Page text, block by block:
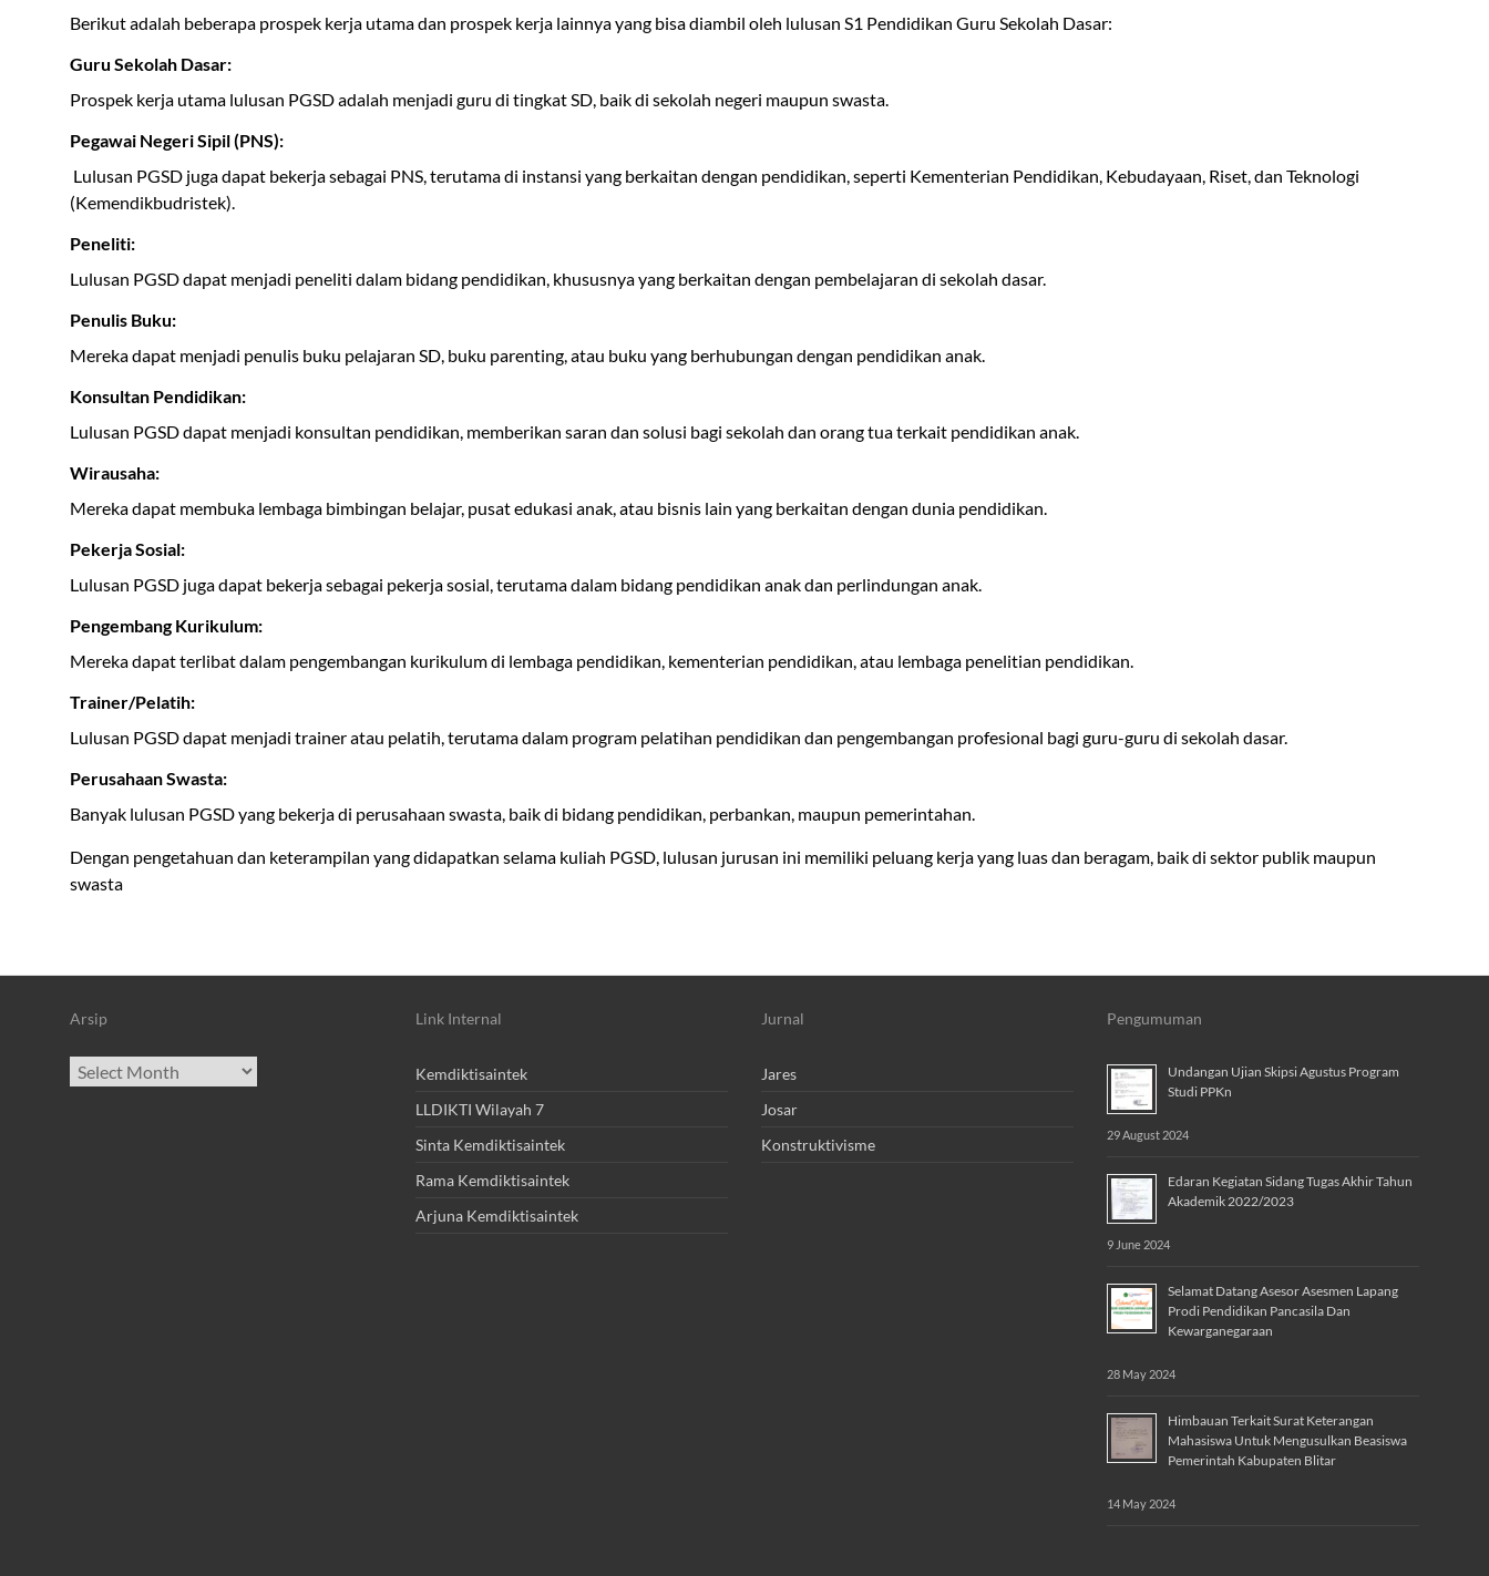
Berikut adalah beberapa prospek kerja utama dan prospek kerja lainnya yang bisa diambil oleh lulusan S1 Pendidikan Guru Sekolah Dasar:
Guru Sekolah Dasar:
Prospek kerja utama lulusan PGSD adalah menjadi guru di tingkat SD, baik di sekolah negeri maupun swasta.
Pegawai Negeri Sipil (PNS):
Lulusan PGSD juga dapat bekerja sebagai PNS, terutama di instansi yang berkaitan dengan pendidikan, seperti Kementerian Pendidikan, Kebudayaan, Riset, dan Teknologi
(Kemendikbudristek).
Peneliti:
Lulusan PGSD dapat menjadi peneliti dalam bidang pendidikan, khususnya yang berkaitan dengan pembelajaran di sekolah dasar.
Penulis Buku:
Mereka dapat menjadi penulis buku pelajaran SD, buku parenting, atau buku yang berhubungan dengan pendidikan anak.
Konsultan Pendidikan:
Lulusan PGSD dapat menjadi konsultan pendidikan, memberikan saran dan solusi bagi sekolah dan orang tua terkait pendidikan anak.
Wirausaha:
Mereka dapat membuka lembaga bimbingan belajar, pusat edukasi anak, atau bisnis lain yang berkaitan dengan dunia pendidikan.
Pekerja Sosial:
Lulusan PGSD juga dapat bekerja sebagai pekerja sosial, terutama dalam bidang pendidikan anak dan perlindungan anak.
Pengembang Kurikulum:
Mereka dapat terlibat dalam pengembangan kurikulum di lembaga pendidikan, kementerian pendidikan, atau lembaga penelitian pendidikan.
Trainer/Pelatih:
Lulusan PGSD dapat menjadi trainer atau pelatih, terutama dalam program pelatihan pendidikan dan pengembangan profesional bagi guru-guru di sekolah dasar.
Perusahaan Swasta:
Banyak lulusan PGSD yang bekerja di perusahaan swasta, baik di bidang pendidikan, perbankan, maupun pemerintahan.
Dengan pengetahuan dan keterampilan yang didapatkan selama kuliah PGSD, lulusan jurusan ini memiliki peluang kerja yang luas dan beragam, baik di sektor publik maupun
swasta
Arsip
Archives
Link Internal
Kemdiktisaintek
LLDIKTI Wilayah 7
Sinta Kemdiktisaintek
Rama Kemdiktisaintek
Arjuna Kemdiktisaintek
Jurnal
Jares
Josar
Konstruktivisme
Pengumuman
Undangan Ujian Skipsi Agustus Program
Studi PPKn
29 August 2024
Edaran Kegiatan Sidang Tugas Akhir Tahun
Akademik 2022/2023
9 June 2024
Selamat Datang Asesor Asesmen Lapang
Prodi Pendidikan Pancasila Dan
Kewarganegaraan
28 May 2024
Himbauan Terkait Surat Keterangan
Mahasiswa Untuk Mengusulkan Beasiswa
Pemerintah Kabupaten Blitar
14 May 2024